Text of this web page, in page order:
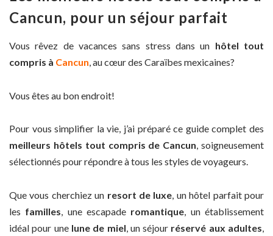
Cancun, pour un séjour parfait
Vous rêvez de vacances sans stress dans un hôtel tout
compris à Cancun, au cœur des Caraïbes mexicaines?
Vous êtes au bon endroit!
Pour vous simplifier la vie, j’ai préparé ce guide complet des
meilleurs hôtels tout compris de Cancun, soigneusement
sélectionnés pour répondre à tous les styles de voyageurs.
Que vous cherchiez un resort de luxe , un hôtel parfait pour
les familles , une escapade romantique , un établissement
idéal pour une lune de miel , un séjour réservé aux adultes